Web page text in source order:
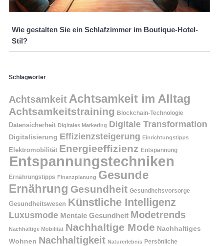
Wie gestalten Sie ein Schlafzimmer im Boutique-Hotel-
Stil?
Schlagwörter
Achtsamkeit Achtsamkeit im Alltag
Achtsamkeitstraining Blockchain-Technologie
Datensicherheit Digitales Marketing Digitale Transformation
Digitalisierung Effizienzsteigerung Einrichtungstipps
Elektromobilität Energieeffizienz Entspannung
Entspannungstechniken
Ernährungstipps Finanzplanung Gesunde
Ernährung Gesundheit Gesundheitsvorsorge
Gesundheitswesen Künstliche Intelligenz
Luxusmode Mentale Gesundheit Modetrends
Nachhaltige Mobilität Nachhaltige Mode Nachhaltiges
Wohnen Nachhaltigkeit Naturerlebnis Persönliche